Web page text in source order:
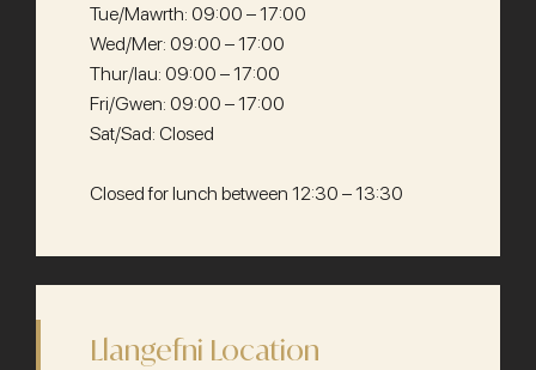
Tue/Mawrth: 09:00 – 17:00
Wed/Mer: 09:00 – 17:00
Thur/Iau: 09:00 – 17:00
Fri/Gwen: 09:00 – 17:00
Sat/Sad: Closed
Closed for lunch between 12:30 – 13:30
Llangefni Location